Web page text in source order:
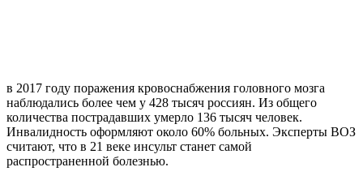
в 2017 году поражения кровоснабжения головного мозга
наблюдались более чем у 428 тысяч россиян. Из общего
количества пострадавших умерло 136 тысяч человек.
Инвалидность оформляют около 60% больных. Эксперты ВОЗ
считают, что в 21 веке инсульт станет самой
распространенной болезнью.